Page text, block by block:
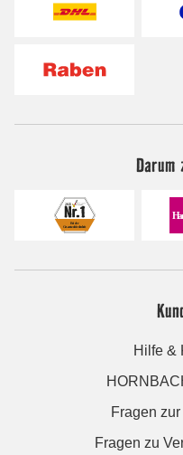
Darum
Hilfe &
Fragen
Fragen zu